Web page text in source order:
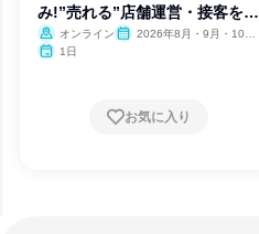
み!”売れる”店舗運営・接客を学
ぶ
オンライン
2026年8月・9月・10
1日
お気に入り